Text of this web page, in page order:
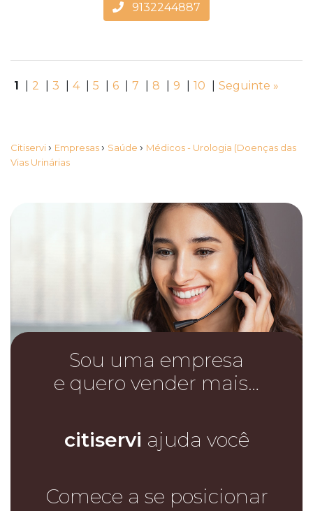
9132244887
1 2 3 4 5 6 7 8 9 10 Seguinte »
Citiservi › Empresas › Saúde › Médicos - Urologia (Doenças das
Vias Urinárias
Sou uma empresa
e quero vender mais…
citiservi ajuda você
Comece a se posicionar